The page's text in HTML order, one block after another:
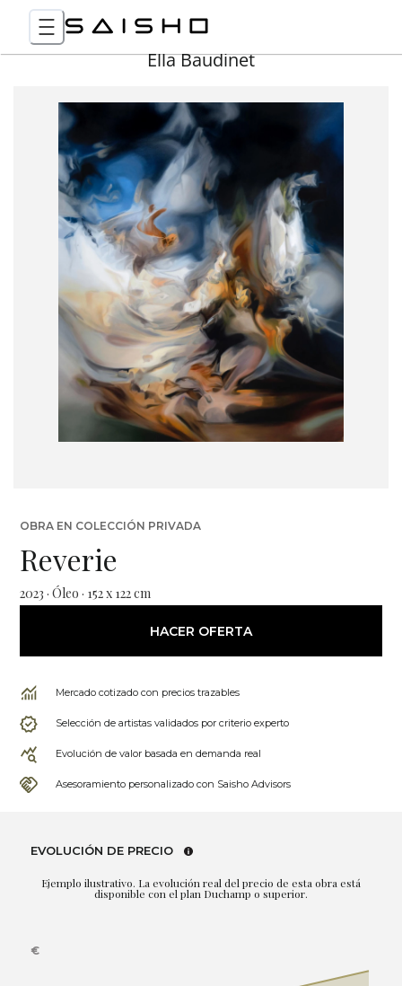
Ella Baudinet
OBRA EN COLECCIÓN PRIVADA
Reverie
2023 · Óleo · 152 x 122 cm
HACER OFERTA
Mercado cotizado con precios trazables
Selección de artistas validados por criterio experto
Evolución de valor basada en demanda real
Asesoramiento personalizado con Saisho Advisors
EVOLUCIÓN DE PRECIO
Ejemplo ilustrativo. La evolución real del precio de esta obra está
disponible con el plan Duchamp o superior.